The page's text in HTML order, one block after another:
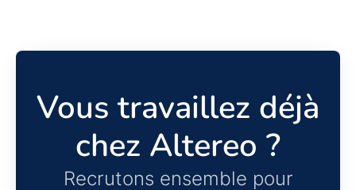
Vous travaillez déjà
chez Altereo ?
Recrutons ensemble pour